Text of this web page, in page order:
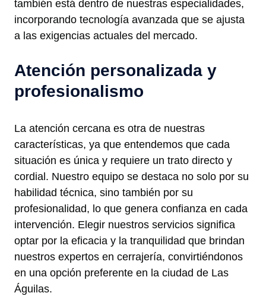
también está dentro de nuestras especialidades,
incorporando tecnología avanzada que se ajusta
a las exigencias actuales del mercado.
Atención personalizada y
profesionalismo
La atención cercana es otra de nuestras
características, ya que entendemos que cada
situación es única y requiere un trato directo y
cordial. Nuestro equipo se destaca no solo por su
habilidad técnica, sino también por su
profesionalidad, lo que genera confianza en cada
intervención. Elegir nuestros servicios significa
optar por la eficacia y la tranquilidad que brindan
nuestros expertos en cerrajería, convirtiéndonos
en una opción preferente en la ciudad de Las
Águilas.